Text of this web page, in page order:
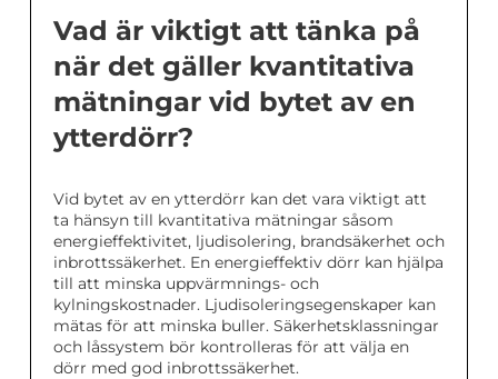
Vad är viktigt att tänka på
när det gäller kvantitativa
mätningar vid bytet av en
ytterdörr?
Vid bytet av en ytterdörr kan det vara viktigt att
ta hänsyn till kvantitativa mätningar såsom
energieffektivitet, ljudisolering, brandsäkerhet och
inbrottssäkerhet. En energieffektiv dörr kan hjälpa
till att minska uppvärmnings- och
kylningskostnader. Ljudisoleringsegenskaper kan
mätas för att minska buller. Säkerhetsklassningar
och låssystem bör kontrolleras för att välja en
dörr med god inbrottssäkerhet.